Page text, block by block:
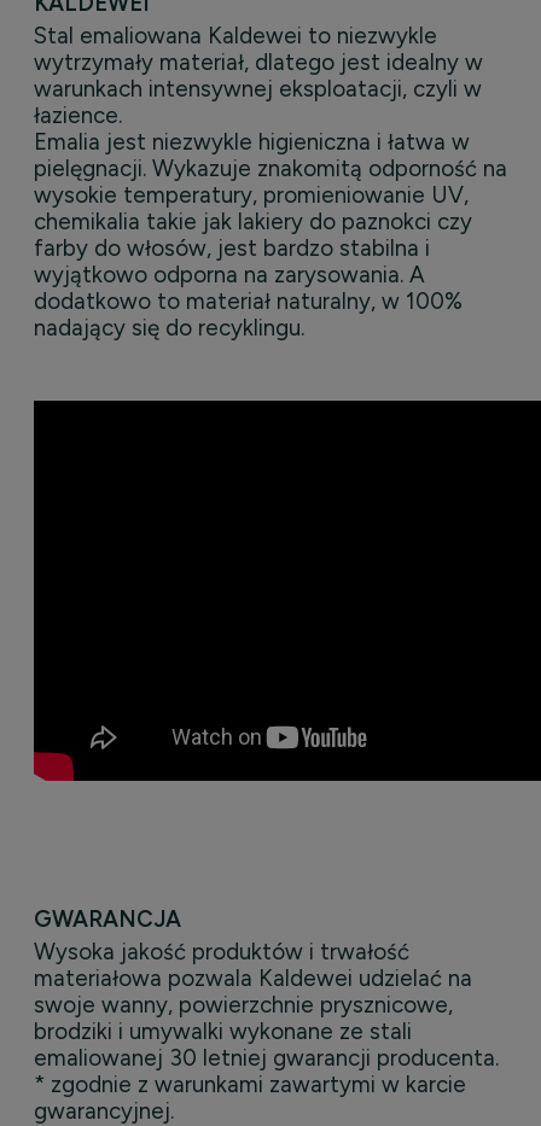
Stal emaliowana Kaldewei to niezwykle
wytrzymały materiał, dlatego jest idealny w
warunkach intensywnej eksploatacji, czyli w
łazience.
Emalia jest niezwykle higieniczna i łatwa w
pielęgnacji. Wykazuje znakomitą odporność na
wysokie temperatury, promieniowanie UV,
chemikalia takie jak lakiery do paznokci czy
farby do włosów, jest bardzo stabilna i
wyjątkowo odporna na zarysowania. A
dodatkowo to materiał naturalny, w 100%
nadający się do recyklingu.
GWARANCJA
Wysoka jakość produktów i trwałość
materiałowa pozwala Kaldewei udzielać na
swoje wanny, powierzchnie prysznicowe,
brodziki i umywalki wykonane ze stali
emaliowanej 30 letniej gwarancji producenta.
* zgodnie z warunkami zawartymi w karcie
gwarancyjnej.